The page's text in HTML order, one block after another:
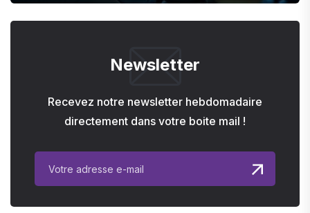
Newsletter
Recevez notre newsletter hebdomadaire
directement dans votre boite mail !